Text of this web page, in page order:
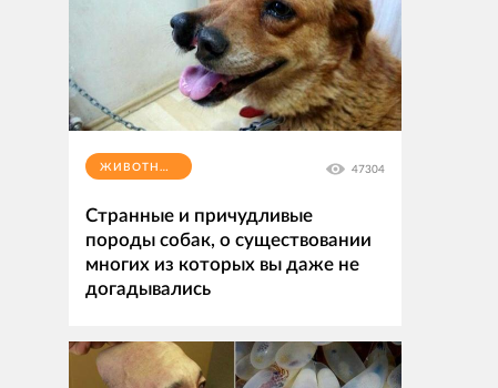
ЖИВОТНЫЕ 47304
Странные и причудливые
породы собак, о существовании
многих из которых вы даже не
догадывались